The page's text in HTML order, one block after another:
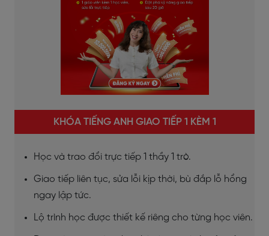
KHÓA TIẾNG ANH GIAO TIẾP 1 KÈM 1
Học và trao đổi trực tiếp 1 thầy 1 trò.
Giao tiếp liên tục, sửa lỗi kịp thời, bù đắp lỗ hổng
ngay lập tức.
Lộ trình học được thiết kế riêng cho từng học viên.